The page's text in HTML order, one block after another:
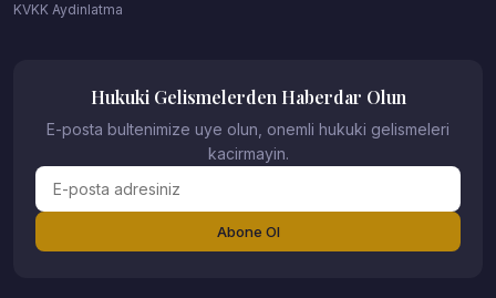
KVKK Aydinlatma
Hukuki Gelismelerden Haberdar Olun
E-posta bultenimize uye olun, onemli hukuki gelismeleri
kacirmayin.
Abone Ol